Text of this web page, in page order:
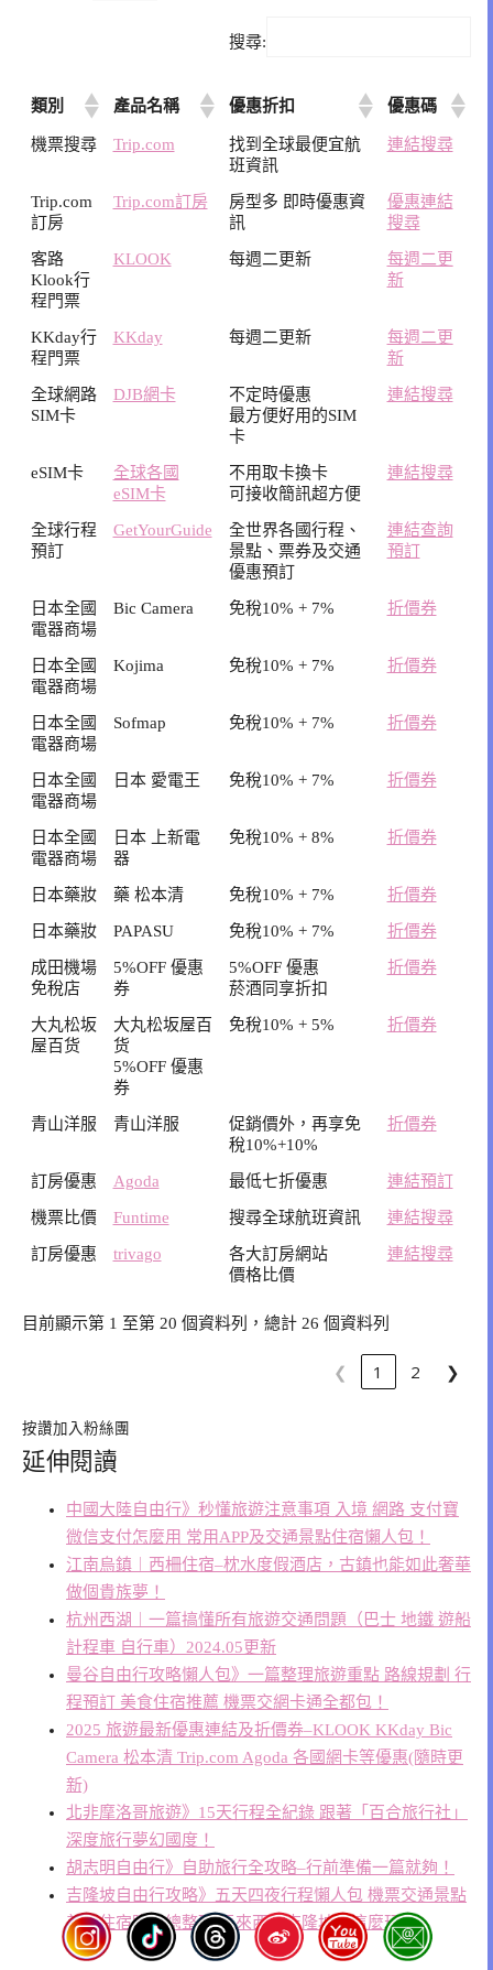
搜尋:
類別 產品名稱 優惠折扣 優惠碼
機票搜尋 Trip.com
找到全球最便宜航
班資訊
連結搜尋
Trip.com
訂房
Trip.com訂房
房型多 即時優惠資
訊
優惠連結
搜尋
客路
Klook行
程門票
KLOOK 每週二更新
每週二更
新
KKday行
程門票
KKday 每週二更新
每週二更
新
全球網路
SIM卡
DJB網卡
不定時優惠
最方便好用的SIM
卡
連結搜尋
eSIM卡
全球各國
eSIM卡
不用取卡換卡
可接收簡訊超方便
連結搜尋
全球行程
預訂
GetYourGuide
全世界各國行程、
景點、票券及交通
優惠預訂
連結查詢
預訂
日本全國
電器商場
Bic Camera 免稅10% + 7% 折價券
日本全國
電器商場
Kojima 免稅10% + 7% 折價券
日本全國
電器商場
Sofmap 免稅10% + 7% 折價券
日本全國
電器商場
日本 愛電王 免稅10% + 7% 折價券
日本全國
電器商場
日本 上新電
器
免稅10% + 8% 折價券
日本藥妝 藥 松本清 免稅10% + 7% 折價券
日本藥妝 PAPASU 免稅10% + 7% 折價券
成田機場
免稅店
5%OFF 優惠
券
5%OFF 優惠
菸酒同享折扣
折價券
大丸松坂
屋百货
大丸松坂屋百
货
5%OFF 優惠
券
免稅10% + 5% 折價券
青山洋服 青山洋服
促銷價外，再享免
稅10%+10%
折價券
訂房優惠 Agoda 最低七折優惠 連結預訂
機票比價 Funtime 搜尋全球航班資訊 連結搜尋
訂房優惠 trivago
各大訂房網站
價格比價
連結搜尋
目前顯示第 1 至第 20 個資料列，總計 26 個資料列
❮ 1 2 ❯
按讚加入粉絲團
延伸閱讀
中國大陸自由行》秒懂旅遊注意事項 入境 網路 支付寶
微信支付怎麼用 常用APP及交通景點住宿懶人包！
江南烏鎮︱西柵住宿–枕水度假酒店，古鎮也能如此奢華
做個貴族夢！
杭州西湖︱一篇搞懂所有旅遊交通問題（巴士 地鐵 遊船
計程車 自行車）2024.05更新
曼谷自由行攻略懶人包》一篇整理旅遊重點 路線規劃 行
程預訂 美食住宿推薦 機票交網卡通全都包！
2025 旅遊最新優惠連結及折價券–KLOOK KKday Bic
Camera 松本清 Trip.com Agoda 各國網卡等優惠(隨時更
新)
北非摩洛哥旅遊》15天行程全紀錄 跟著「百合旅行社」
深度旅行夢幻國度！
胡志明自由行》自助旅行全攻略–行前準備一篇就夠！
吉隆坡自由行攻略》五天四夜行程懶人包 機票交通景點
美食住宿購物總整理 馬來西亞吉隆坡就這麼玩！